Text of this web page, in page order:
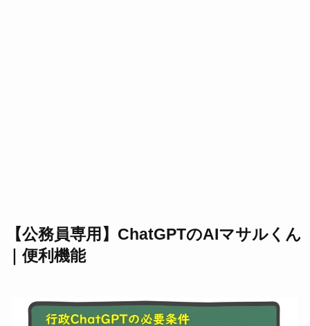
【公務員専用】ChatGPTのAIマサルくん
｜便利機能